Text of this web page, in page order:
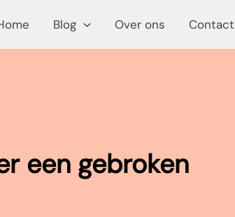
Blog Over ons Contact
een gebroken